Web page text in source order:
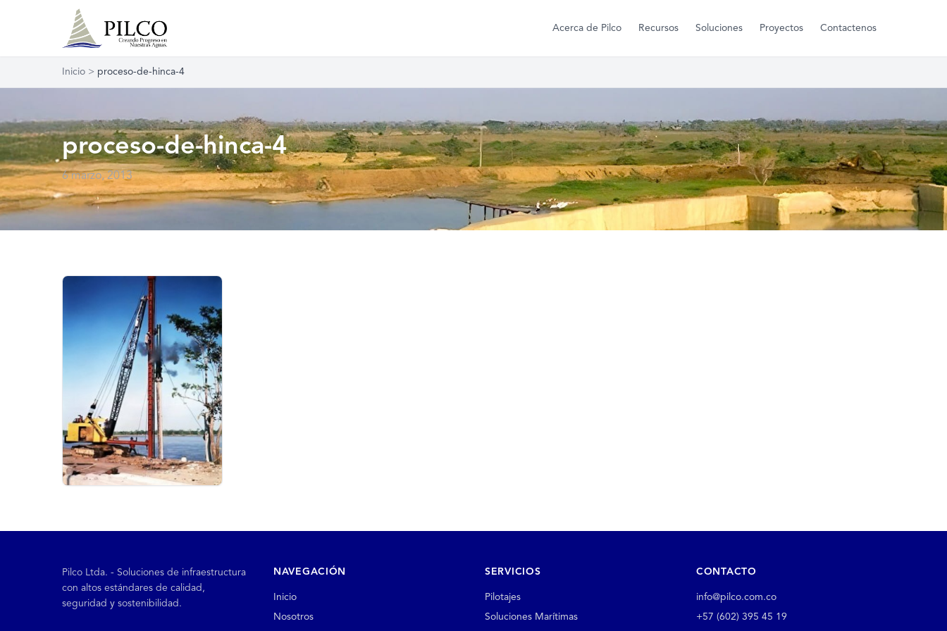
Acerca de Pilco Recursos Soluciones Proyectos Contactenos
Inicio > proceso-de-hinca-4
proceso-de-hinca-4
6 marzo, 2013
Pilco Ltda. - Soluciones de infraestructura
con altos estándares de calidad,
seguridad y sostenibilidad.
NAVEGACIÓN
Inicio
Nosotros
SERVICIOS
Pilotajes
Soluciones Marítimas
CONTACTO
info@pilco.com.co
+57 (602) 395 45 19